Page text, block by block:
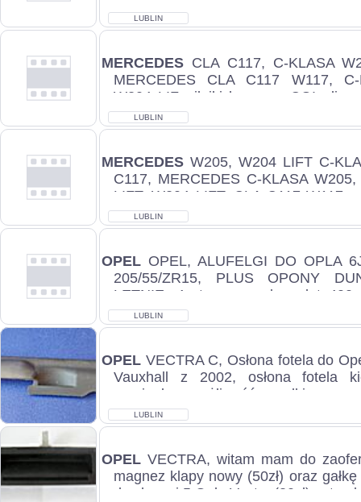
CDI, s...
LUBLIN
MERCEDES CLA C117, C-KLASA
MERCEDES CLA C117 W117, C-
W204 LIF, silniki beznyna CGI,
biegów a...
LUBLIN
MERCEDES W205, W204 LIFT C-
C117, MERCEDES C-KLASA
LIFT, W204 LIFT, CLA C117 W117,
automatyc...
LUBLIN
OPEL OPEL, ALUFELGI DO OPLA
205/55/ZR15, PLUS OPONY
LETNIE, 4szt-cena za komplet
dobry, c.40...
LUBLIN
OPEL VECTRA C, Osłona fotela do
Vauxhall z 2002, osłona fotela
oryginalna, możliwość wysyłki,
LUBLIN
OPEL VECTRA, witam mam do
magnez klapy nowy (50zł) oraz
do skrzyni 5 Opla Vectry (30zł)., stan